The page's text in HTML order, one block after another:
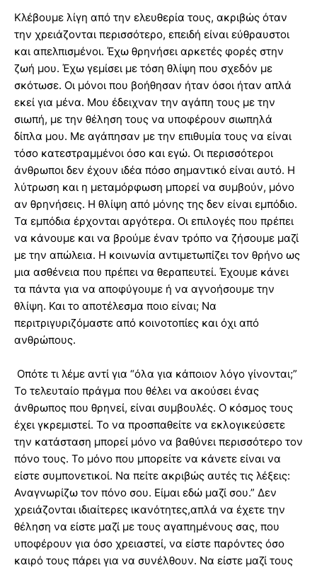
Κλέβουμε λίγη από την ελευθερία τους, ακριβώς όταν
την χρειάζονται περισσότερο, επειδή είναι εύθραυστοι
και απελπισμένοι. Έχω θρηνήσει αρκετές φορές στην
ζωή μου. Έχω γεμίσει με τόση θλίψη που σχεδόν με
σκότωσε. Οι μόνοι που βοήθησαν ήταν όσοι ήταν απλά
εκεί για μένα. Μου έδειχναν την αγάπη τους με την
σιωπή, με την θέληση τους να υποφέρουν σιωπηλά
δίπλα μου. Με αγάπησαν με την επιθυμία τους να είναι
τόσο κατεστραμμένοι όσο και εγώ. Οι περισσότεροι
άνθρωποι δεν έχουν ιδέα πόσο σημαντικό είναι αυτό. Η
λύτρωση και η μεταμόρφωση μπορεί να συμβούν, μόνο
αν θρηνήσεις. Η θλίψη από μόνης της δεν είναι εμπόδιο.
Τα εμπόδια έρχονται αργότερα. Οι επιλογές που πρέπει
να κάνουμε και να βρούμε έναν τρόπο να ζήσουμε μαζί
με την απώλεια. Η κοινωνία αντιμετωπίζει τον θρήνο ως
μια ασθένεια που πρέπει να θεραπευτεί. Έχουμε κάνει
τα πάντα για να αποφύγουμε ή να αγνοήσουμε την
θλίψη. Και το αποτέλεσμα ποιο είναι; Να
περιτριγυριζόμαστε από κοινοτοπίες και όχι από
ανθρώπους.
Οπότε τι λέμε αντί για “όλα για κάποιον λόγο γίνονται;”
Το τελευταίο πράγμα που θέλει να ακούσει ένας
άνθρωπος που θρηνεί, είναι συμβουλές. Ο κόσμος τους
έχει γκρεμιστεί. Το να προσπαθείτε να εκλογικεύσετε
την κατάσταση μπορεί μόνο να βαθύνει περισσότερο τον
πόνο τους. Το μόνο που μπορείτε να κάνετε είναι να
είστε συμπονετικοί. Να πείτε ακριβώς αυτές τις λέξεις:
Αναγνωρίζω τον πόνο σου. Είμαι εδώ μαζί σου.” Δεν
χρειάζονται ιδιαίτερες ικανότητες,απλά να έχετε την
θέληση να είστε μαζί με τους αγαπημένους σας, που
υποφέρουν για όσο χρειαστεί, να είστε παρόντες όσο
καιρό τους πάρει για να συνέλθουν. Να είστε μαζί τους